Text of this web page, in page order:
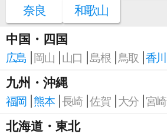
奈良
和歌山
中国・四国
広島 岡山 山口 島根 鳥取 香川
九州・沖縄
福岡 熊本 長崎 佐賀 大分 宮崎
北海道・東北